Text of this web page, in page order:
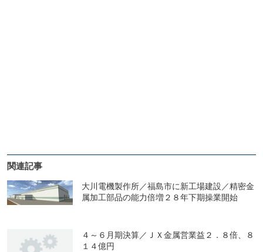
関連記事
大川電機製作所／福島市に新工場建設／精密金
属加工部品の能力倍増２８年下期操業開始
４～６月期決算／ＪＸ金属営業益２．８倍、８
１４億円